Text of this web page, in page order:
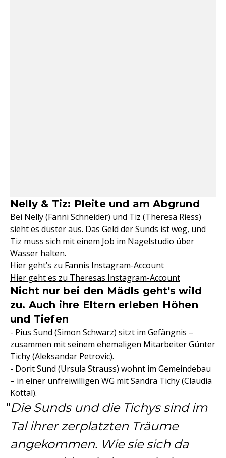
Nelly & Tiz: Pleite und am Abgrund
Bei Nelly (Fanni Schneider) und Tiz (Theresa Riess)
sieht es düster aus. Das Geld der Sunds ist weg, und
Tiz muss sich mit einem Job im Nagelstudio über
Wasser halten.
Hier geht’s zu Fannis Instagram-Account
Hier geht es zu Theresas Instagram-Account
Nicht nur bei den Mädls geht's wild
zu. Auch ihre Eltern erleben Höhen
und Tiefen
- Pius Sund (Simon Schwarz) sitzt im Gefängnis –
zusammen mit seinem ehemaligen Mitarbeiter Günter
Tichy (Aleksandar Petrovic).
- Dorit Sund (Ursula Strauss) wohnt im Gemeindebau
– in einer unfreiwilligen WG mit Sandra Tichy (Claudia
Kottal).
Die Sunds und die Tichys sind im
Tal ihrer zerplatzten Träume
angekommen. Wie sie sich da